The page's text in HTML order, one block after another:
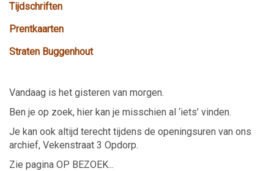
Tijdschriften
Prentkaarten
Straten Buggenhout
Vandaag is het gisteren van morgen.
Ben je op zoek, hier kan je misschien al ‘iets’ vinden.
Je kan ook altijd terecht tijdens de openingsuren van ons
archief, Vekenstraat 3 Opdorp.
Zie pagina OP BEZOEK...